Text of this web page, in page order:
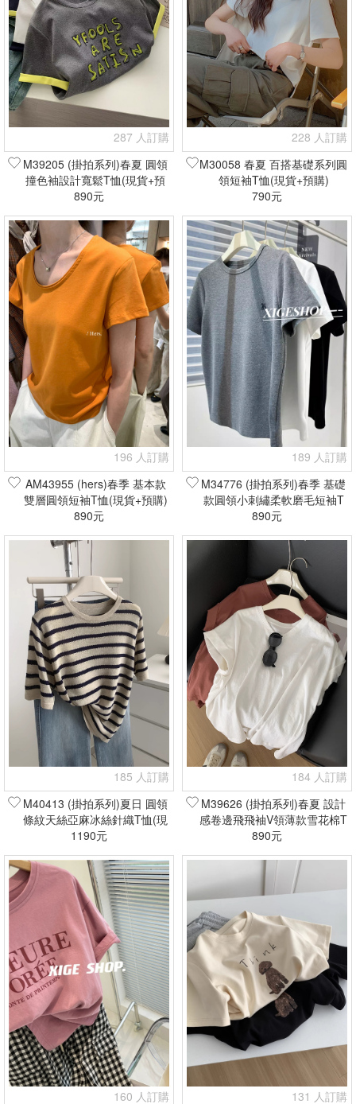
287 人訂購
M39205 (掛拍系列)春夏 圓領
撞色袖設計寬鬆T恤(現貨+預
購)
890元
228 人訂購
M30058 春夏 百搭基礎系列圓
領短袖T恤(現貨+預購)
790元
196 人訂購
AM43955 (hers)春季 基本款
雙層圓領短袖T恤(現貨+預購)
890元
189 人訂購
M34776 (掛拍系列)春季 基礎
款圓領小刺繡柔軟磨毛短袖T
恤(現貨+預購)
890元
185 人訂購
M40413 (掛拍系列)夏日 圓領
條紋天絲亞麻冰絲針織T恤(現
貨+預購)
1190元
184 人訂購
M39626 (掛拍系列)春夏 設計
感卷邊飛飛袖V領薄款雪花棉T
恤(現貨+預購)
890元
160 人訂購 131 人訂購